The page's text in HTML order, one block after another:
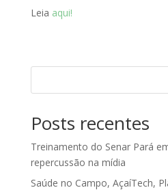
Leia aqui!
Posts recentes
Treinamento do Senar Pará
repercussão na mídia
Saúde no Campo, AçaíTech,